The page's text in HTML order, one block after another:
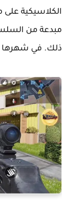
الكلاسيكية
مبدعة من
ذلك. في شهرها الأول ، حققت